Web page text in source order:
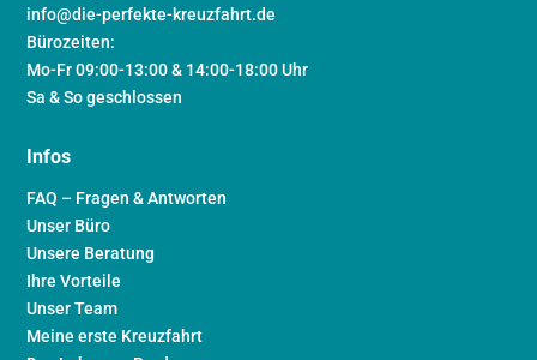
info@die-perfekte-kreuzfahrt.de
Bürozeiten:
Mo-Fr 09:00-13:00 & 14:00-18:00 Uhr
Sa & So geschlossen
Infos
FAQ – Fragen & Antworten
Unser Büro
Unsere Beratung
Ihre Vorteile
Unser Team
Meine erste Kreuzfahrt